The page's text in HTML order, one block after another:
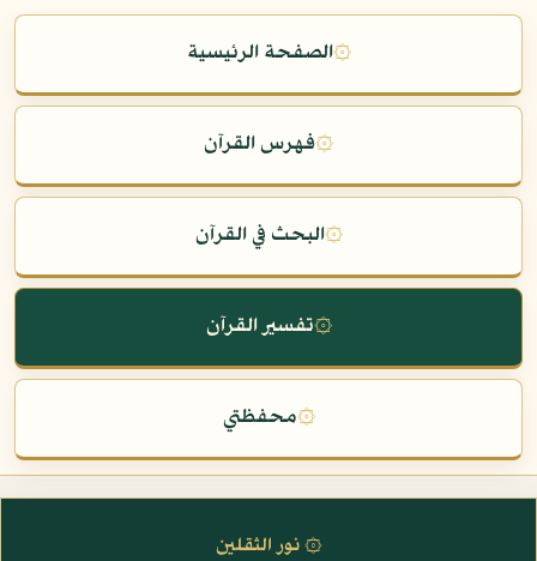
۞الصفحة الرئيسية
۞فهرس القرآن
۞البحث في القرآن
۞تفسير القرآن
۞محفظتي
۞ نور الثقلين